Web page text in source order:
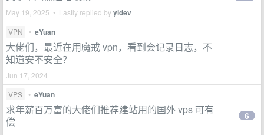
May 19, 2025 • Lastly replied byyidev
VPN • eYuan
大佬们，最近在用魔戒 vpn，看到会记录日志，不
知道安不安全？
Jun 17, 2024
VPS
• eYuan
求年薪百万富的大佬们推荐建站用的国外 vps 可有
偿
6